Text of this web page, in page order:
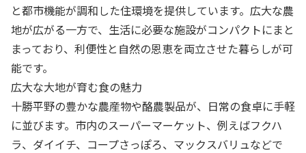
と都市機能が調和した住環境を提供しています。広大な農
地が広がる一方で、生活に必要な施設がコンパクトにまと
まっており、利便性と自然の恩恵を両立させた暮らしが可
能です。
広大な大地が育む食の魅力
十勝平野の豊かな農産物や酪農製品が、日常の食卓に手軽
に並びます。市内のスーパーマーケット、例えばフクハ
ラ、ダイイチ、コープさっぽろ、マックスバリュなどで